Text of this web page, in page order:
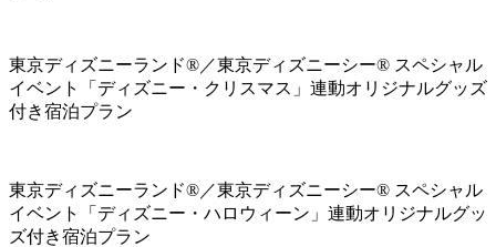
東京ディズニーランド®／東京ディズニーシー® スペシャル
イベント「ディズニー・クリスマス」連動オリジナルグッズ
付き宿泊プラン
東京ディズニーランド®／東京ディズニーシー® スペシャル
イベント「ディズニー・ハロウィーン」連動オリジナルグッ
ズ付き宿泊プラン